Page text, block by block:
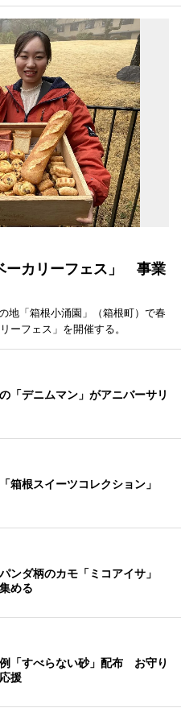
ーカリーフェス」 事業
地「箱根小涌園」（箱根町）で春
ーフェス」を開催する。
「デニムマン」がアニバーサリ
箱根スイーツコレクション」
ンダ柄のカモ「ミコアイサ」
める
「すべらない砂」配布 お守り
援